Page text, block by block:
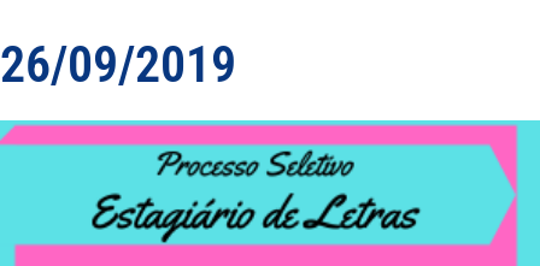
26/09/2019